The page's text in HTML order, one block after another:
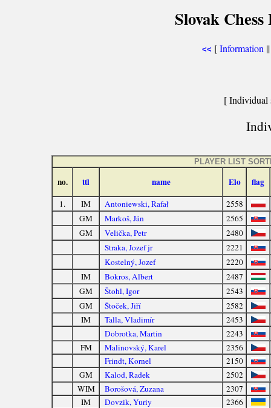
Slovak
<< [Information
[ Individual
PLAYER LIST
no. ttl name Elo flag
1. IM Antoniewski, Rafał
2558
GM
Markoš, Ján
2565
GM
Velička, Petr
2480
Straka, Jozef jr
2221
Kostelný, Jozef
2220
IM
Bokros, Albert
2487
GM
Štohl, Igor
2543
GM
Štoček, Jiří
2582
IM
Talla, Vladimír
2453
Dobrotka, Martin
2243
FM
Malinovský, Karel
2356
Frindt, Kornel
2150
GM
Kalod, Radek
2502
WIM
Borošová, Zuzana
2307
IM
Dovzik, Yuriy
2366